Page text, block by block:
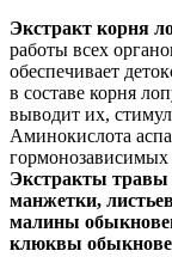
Экстракт корня
работы всех
обеспечивает
в составе корня
выводит их,
Аминокислота
гормонозависимых
Экстракты травы
манжетки,
малины
клюквы